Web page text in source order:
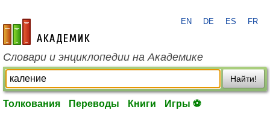
academic.ru
EN DE ES FR
Словари и энциклопедии на Академике
Найти!
Толкования Переводы Книги Игры ⚽